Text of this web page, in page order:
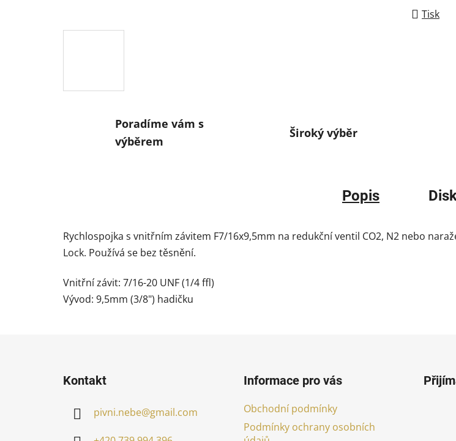
Tisk
Poradíme vám s
výběrem
Široký výběr
Popis
Rychlospojka s vnitřním závitem F7/16x9,5mm na redukční ventil CO2, N2 nebo
Lock. Používá se bez těsnění.
Vnitřní závit: 7/16-20 UNF (1/4 ffl)
Vývod: 9,5mm (3/8") hadičku
Kontakt
pivni.nebe@gmail.com
Informace pro vás
Obchodní podmínky
Podmínky ochrany osobních